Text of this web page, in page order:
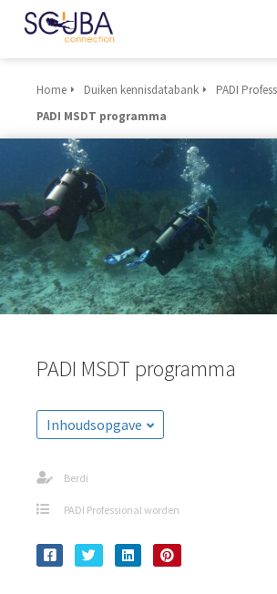
Home Duiken kennisdatabank
PADI
PADI MSDT programma
PADI MSDT programma
Inhoudsopgave
Berdi
PADI Professional worden